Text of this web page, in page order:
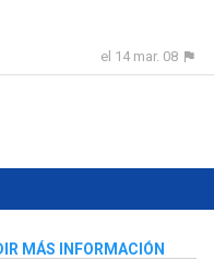
el 14 mar. 08
MÁS INFORMACIÓN